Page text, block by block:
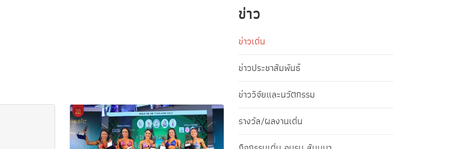
ข่าว
ข่าวเด่น
ข่าวประชาสัมพันธ์
ข่าววิจัยและนวัตกรรม
รางวัล/ผลงานเด่น